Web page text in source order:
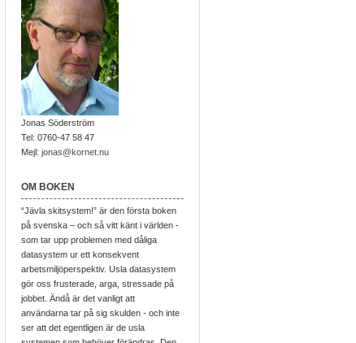
Jonas Söderström
Tel: 0760-47 58 47
Mejl: jonas@kornet.nu
OM BOKEN
“Jävla skitsystem!” är den första boken
på svenska – och så vitt känt i världen -
som tar upp problemen med dåliga
datasystem ur ett konsekvent
arbetsmiljöperspektiv. Usla datasystem
gör oss frusterade, arga, stressade på
jobbet. Ändå är det vanligt att
användarna tar på sig skulden - och inte
ser att det egentligen är de usla